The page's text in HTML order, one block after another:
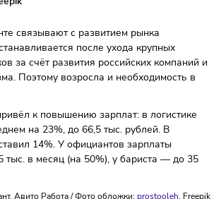
связывают с развитием рынка
после ухода крупных